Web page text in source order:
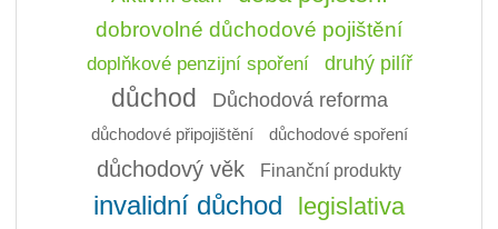
dobrovolné důchodové pojištění
doplňkové penzijní spoření druhý pilíř
důchod Důchodová reforma
důchodové připojištění důchodové spoření
důchodový věk Finanční produkty
invalidní důchod legislativa